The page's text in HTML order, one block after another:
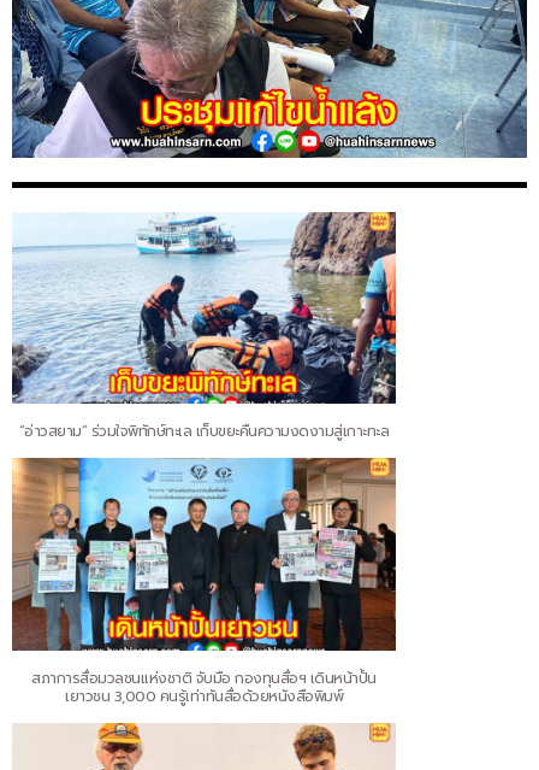
“อ่าวสยาม” ร่วมใจพิทักษ์ทะเล เก็บขยะคืนความงดงามสู่เกาะทะล
สภาการสื่อมวลชนแห่งชาติ จับมือ กองทุนสื่อฯ เดินหน้าปั้น
เยาวชน 3,000 คนรู้เท่าทันสื่อด้วยหนังสือพิมพ์